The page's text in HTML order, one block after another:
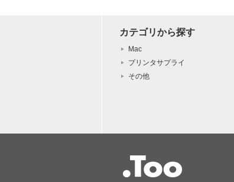
カテゴリから探す
Mac
プリンタサプライ
その他